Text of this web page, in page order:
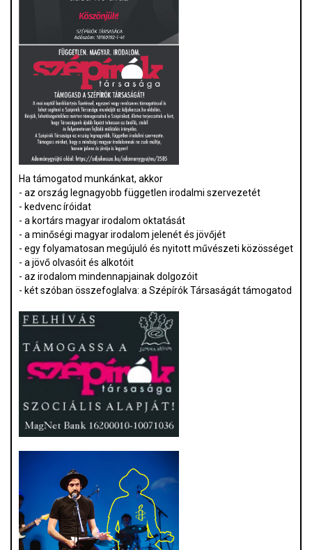
Ha támogatod munkánkat, akkor
- az ország legnagyobb független irodalmi szervezetét
- kedvenc íróidat
- a kortárs magyar irodalom oktatását
- a minőségi magyar irodalom jelenét és jövőjét
- egy folyamatosan megújuló és nyitott művészeti közösséget
- a jövő olvasóit és alkotóit
- az irodalom mindennapjainak dolgozóit
- két szóban összefoglalva: a Szépírók Társaságát támogatod